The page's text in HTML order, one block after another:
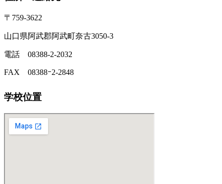
〒759-3622
山口県阿武郡阿武町奈古3050-3
電話 08388-2-2032
FAX 08388ｰ2-2848
学校位置